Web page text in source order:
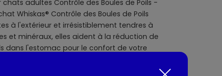
adultes Contrôle des Boules de Poils -
Whiskas® Contrôle des Boules de Poils
à l'extérieur et irrésistiblement tendres à
et minéraux, elles aident à la réduction de
dans l'estomac pour le confort de votre